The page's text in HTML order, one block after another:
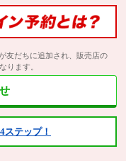
友だちに追加され、販売店の
ります。
テップ！